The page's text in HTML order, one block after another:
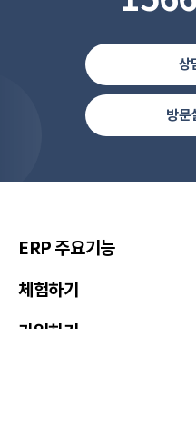
상
방문
ERP 주요기능
체험하기
가입하기
简体中文
繁體中文(香港)
Việt Nam(Tiếng Việt)